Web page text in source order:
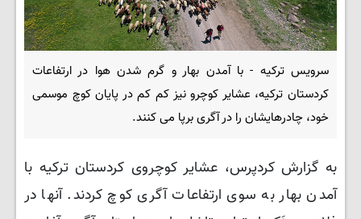
سرویس ترکیه - با آمدن بهار و گرم شدن هوا در ارتفاعات
کردستان ترکیه، عشایر کوچرو نیز کم کم در پایان کوچ موسمی
خود، چادرهایشان را در آگری برپا می کنند.
به گزارش کردپرس، عشایر کوچروی کردستان ترکیه با
آمدن بهار به سوی ارتفاعات آگری کوچ کردند. آنها در